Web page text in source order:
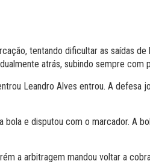
tentando dificultar as saídas
atrás, subindo sempre com
Leandro Alves entrou. A defesa
e disputou com o marcador. A
a arbitragem mandou voltar a